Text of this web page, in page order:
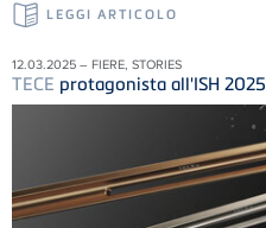
LEGGI ARTICOLO
12.03.2025 – FIERE, STORIES
TECE protagonista all'ISH 2025